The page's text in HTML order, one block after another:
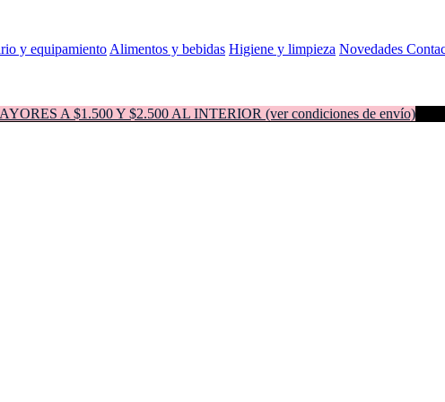
y equipamiento Alimentos y bebidas Higiene y limpieza Novedades
A $1.500 Y $2.500 AL INTERIOR (ver condiciones de envío)